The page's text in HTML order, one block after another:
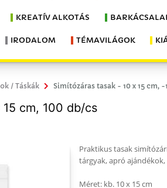
KREATÍV ALKOTÁS
IRODALOM TÉMAVILÁGOK
/ Táskák Simítózáras tasak - 10 x 15 cm,
cm, 100 db/cs
Praktikus tasak
tárgyak, apró
Méret: kb. 10 x 15 cm